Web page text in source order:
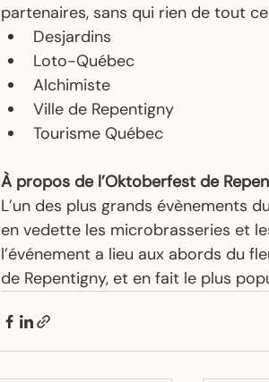
partenaires, sans qui rien de tout
Desjardins
Loto-Québec
Alchimiste
Ville de Repentigny
Tourisme Québec
À propos de l’Oktoberfest de
L’un des plus grands évènements
en vedette les microbrasseries et
l’événement a lieu aux abords du
de Repentigny, et en fait le plus